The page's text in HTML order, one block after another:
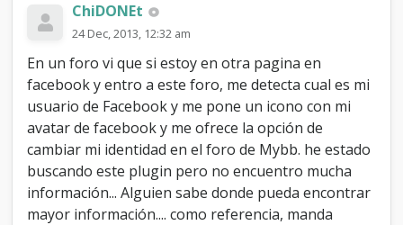
n
t
i
t
y
s
w
i
t
ChiDONEt
24 Dec, 2013, 12:32 am
En un foro vi que si estoy en otra pagina en
facebook y entro a este foro, me detecta cual es mi
usuario de Facebook y me pone un icono con mi
avatar de facebook y me ofrece la opción de
cambiar mi identidad en el foro de Mybb. he estado
buscando este plugin pero no encuentro mucha
información... Alguien sabe donde pueda encontrar
mayor información.... como referencia, manda